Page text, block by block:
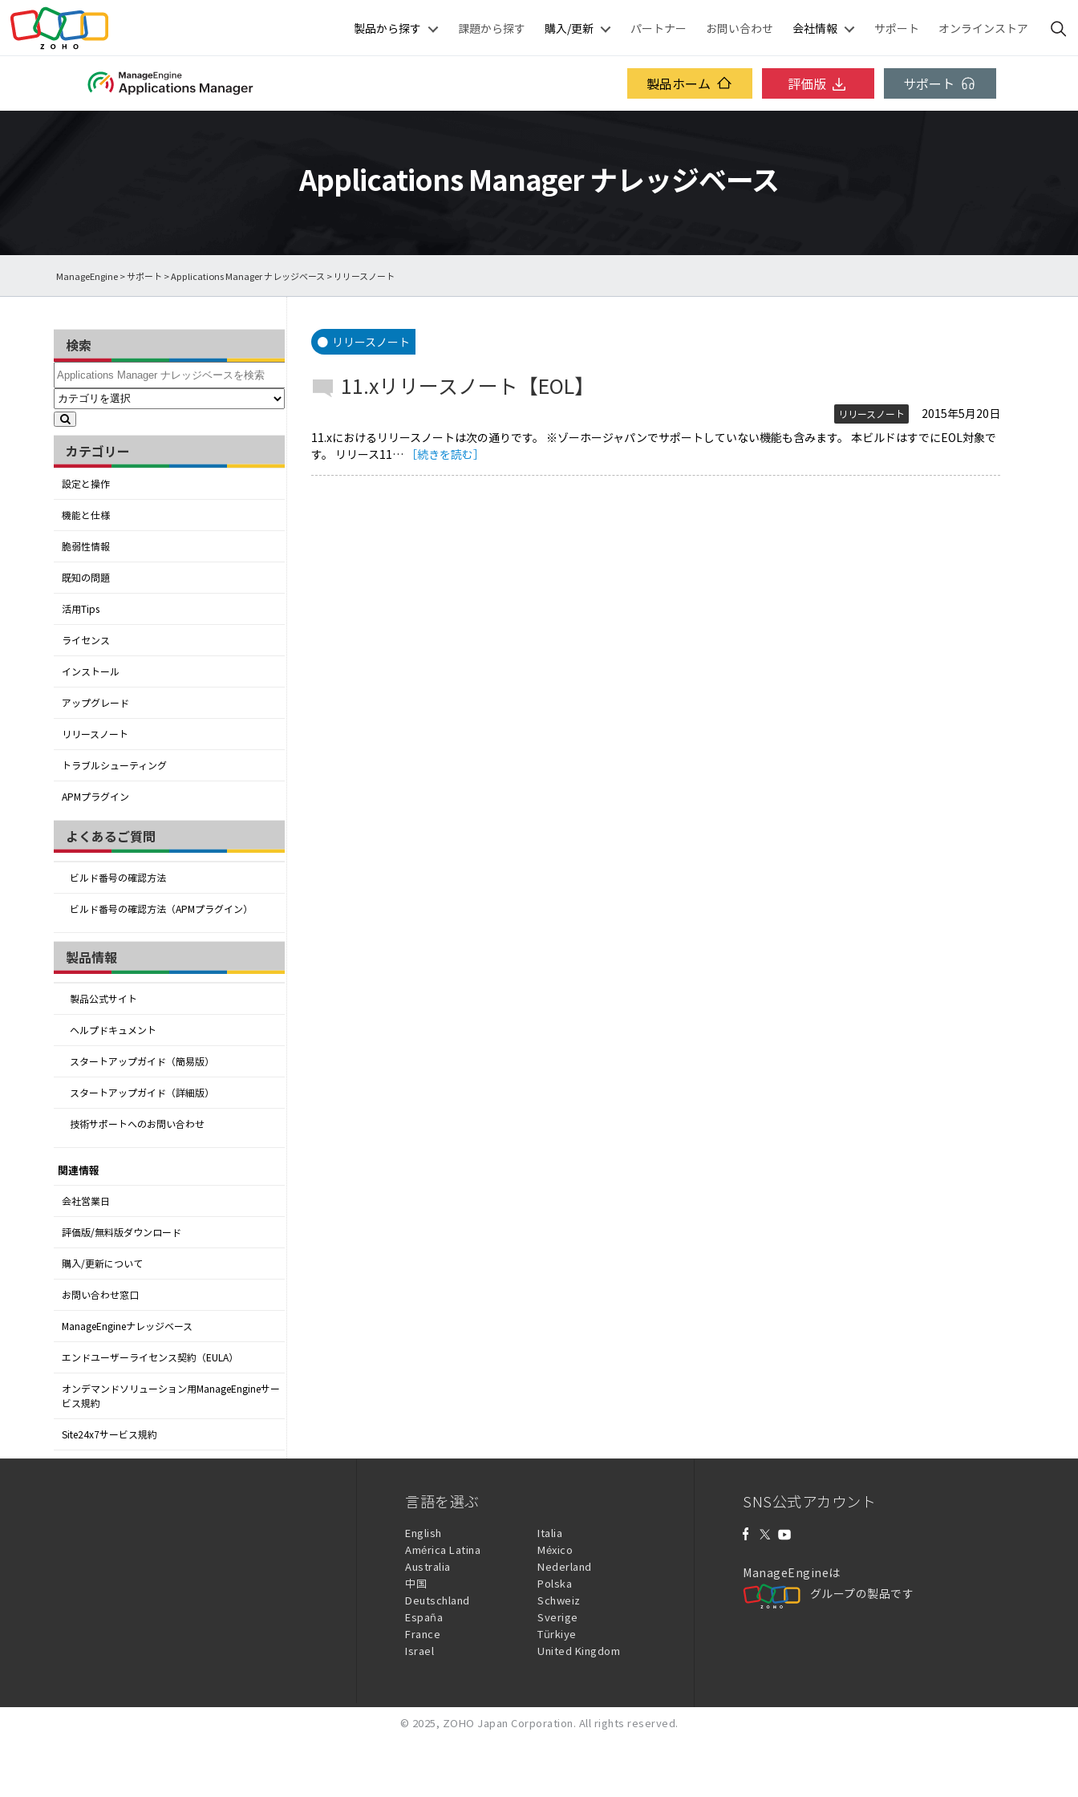
製品から探す 課題から探す 購入/更新 パートナー お問い合わせ 会社情報 サポート オンラインストア
製品ホーム 評価版 サポート
Applications Manager ナレッジベース
ManageEngine>サポート >Applications Manager ナレッジベース > リリースノート
検索
カテゴリー
設定と操作
機能と仕様
脆弱性情報
既知の問題
活用Tips
ライセンス
インストール
アップグレード
リリースノート
トラブルシューティング
APMプラグイン
よくあるご質問
ビルド番号の確認方法
ビルド番号の確認方法（APMプラグイン）
製品情報
製品公式サイト
ヘルプドキュメント
スタートアップガイド（簡易版）
スタートアップガイド（詳細版）
技術サポートへのお問い合わせ
関連情報
会社営業日
評価版/無料版ダウンロード
購入/更新について
お問い合わせ窓口
ManageEngineナレッジベース
エンドユーザーライセンス契約（EULA）
オンデマンドソリューション用ManageEngineサー
ビス規約
Site24x7サービス規約
リリースノート
11.xリリースノート【EOL】
リリースノート
2015年5月20日
11.xにおけるリリースノートは次の通りです。 ※ゾーホージャパンでサポートしていない機能も含みます。 本ビルドはすでにEOL対象で
す。 リリース11…
［続きを読む］
言語を選ぶ
English
América Latina
Australia
中国
Deutschland
España
France
Israel
Italia
México
Nederland
Polska
Schweiz
Sverige
Türkiye
United Kingdom
SNS公式アカウント
ManageEngineは
グループの製品です
© 2025, ZOHO Japan Corporation. All rights reserved.